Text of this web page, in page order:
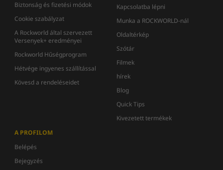
Biztonság és fizetési módok
Cookie szabályzat
A Rockworld által szervezett
Versenyek+ eredményei
Rockworld Hűségprogram
Hétvége ingyenes szállítással
Kövesd a rendeléseidet
Kapcsolatba lépni
Munka a ROCKWORLD-nál
Oldaltérkép
Szótár
Filmek
hírek
Blog
Quick Tips
Kivezetett termékek
A PROFILOM
Belépés
Bejegyzés